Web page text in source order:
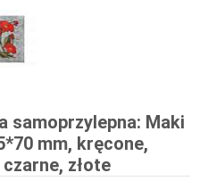
samoprzylepna: Maki
mm, kręcone,
złote